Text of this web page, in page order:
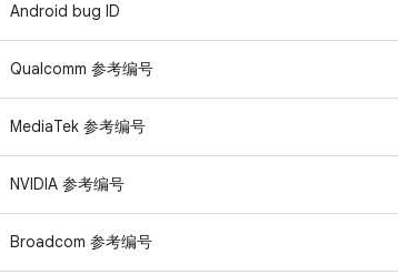
Android bug ID
Qualcomm 参考编号
MediaTek 参考编号
NVIDIA 参考编号
Broadcom 参考编号